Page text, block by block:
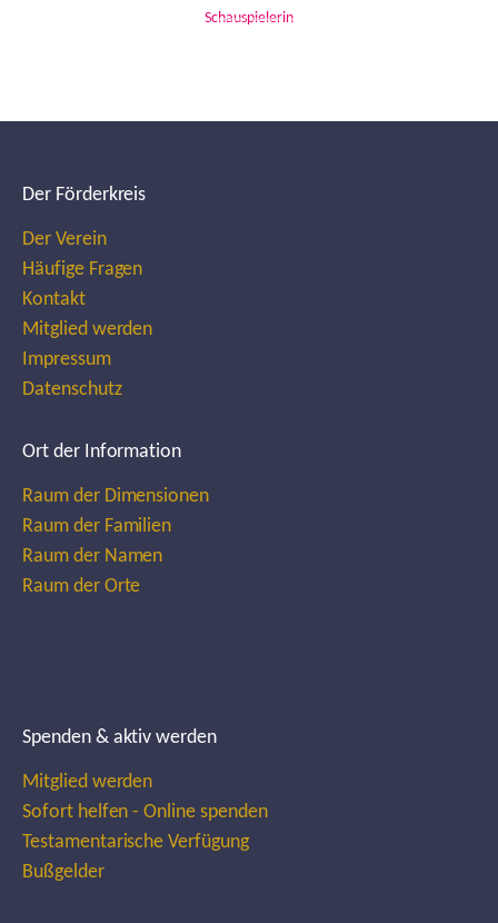
Schauspielerin
Der Förderkreis
Der Verein
Häufige Fragen
Kontakt
Mitglied werden
Impressum
Datenschutz
Ort der Information
Raum der Dimensionen
Raum der Familien
Raum der Namen
Raum der Orte
Spenden & aktiv werden
Mitglied werden
Sofort helfen - Online spenden
Testamentarische Verfügung
Bußgelder